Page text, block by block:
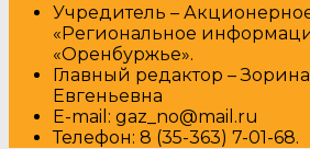
Учредитель –
«Региональное
«Оренбуржье».
Главный редактор –
Евгеньевна
E-mail: gaz_no@mail.ru
Телефон: 8 (35-363) 7-01-68.